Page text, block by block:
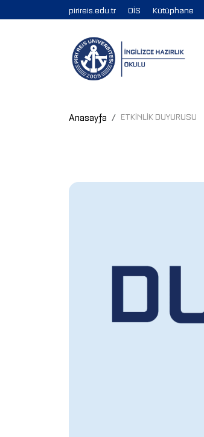
pirireis.edu.tr OİS Kütüphane
Anasayfa ETKİNLİK DUYURUSU